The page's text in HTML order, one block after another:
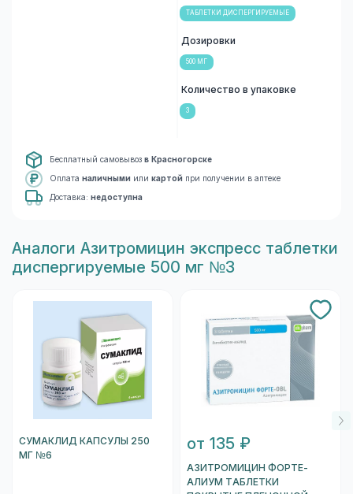
ТАБЛЕТКИ ДИСПЕРГИРУЕМЫЕ
Дозировки
500 МГ
Количество в упаковке
3
Бесплатный самовывоз в Красногорске
Оплата наличными или картой при получении в аптеке
Доставка: недоступна
Aналоги Азитромицин экспресс таблетки
диспергируемые 500 мг №3
СУМАКЛИД КАПСУЛЫ 250
МГ №6
от 135 ₽
АЗИТРОМИЦИН ФОРТЕ-
АЛИУМ ТАБЛЕТКИ